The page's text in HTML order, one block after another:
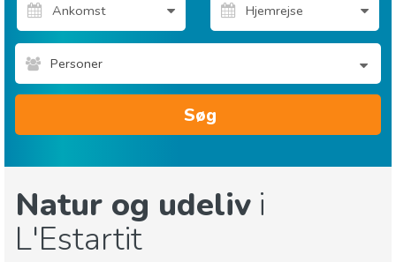
Personer
Søg
Natur og udeliv i
L'Estartit